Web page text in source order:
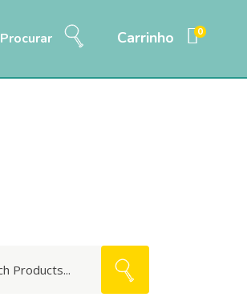
Procurar Carrinho 0